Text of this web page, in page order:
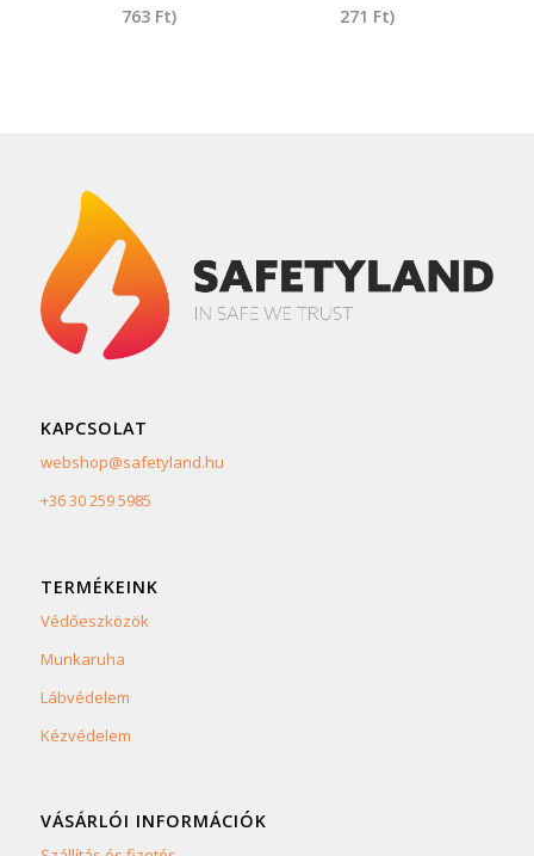
763 Ft)
271 Ft)
KAPCSOLAT
webshop@safetyland.hu
+36 30 259 5985
TERMÉKEINK
Védőeszközök
Munkaruha
Lábvédelem
Kézvédelem
VÁSÁRLÓI INFORMÁCIÓK